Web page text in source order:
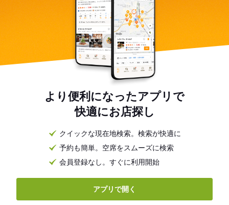
より便利になったアプリで
快適にお店探し
クイックな現在地検索。検索が快適に
予約も簡単。空席をスムーズに検索
会員登録なし。すぐに利用開始
アプリで開く